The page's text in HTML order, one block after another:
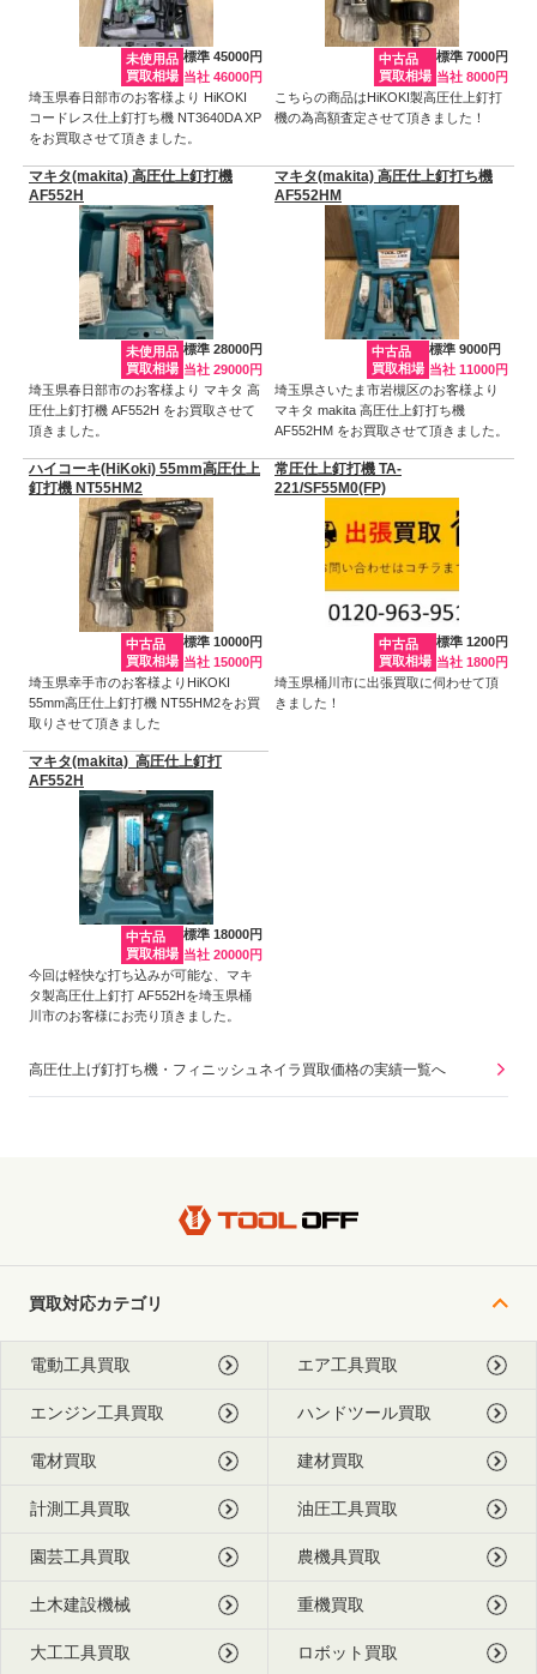
未使用品
買取相場
標準 45000円
当社 46000円
埼玉県春日部市のお客様より HiKOKI
コードレス仕上釘打ち機 NT3640DA XP
をお買取させて頂きました。
中古品
買取相場
標準 7000円
当社 8000円
こちらの商品はHiKOKI製高圧仕上釘打
機の為高額査定させて頂きました！
マキタ(makita) 高圧仕上釘打機
AF552H
未使用品
買取相場
標準 28000円
当社 29000円
埼玉県春日部市のお客様より マキタ 高
圧仕上釘打機 AF552H をお買取させて
頂きました。
マキタ(makita) 高圧仕上釘打ち機
AF552HM
中古品
買取相場
標準 9000円
当社 11000円
埼玉県さいたま市岩槻区のお客様より
マキタ makita 高圧仕上釘打ち機
AF552HM をお買取させて頂きました。
ハイコーキ(HiKoki) 55mm高圧仕上
釘打機 NT55HM2
中古品
買取相場
標準 10000円
当社 15000円
埼玉県幸手市のお客様よりHiKOKI
55mm高圧仕上釘打機 NT55HM2をお買
取りさせて頂きました
常圧仕上釘打機 TA-
221/SF55M0(FP)
中古品
買取相場
標準 1200円
当社 1800円
埼玉県桶川市に出張買取に伺わせて頂
きました！
マキタ(makita) 高圧仕上釘打
AF552H
中古品
買取相場
標準 18000円
当社 20000円
今回は軽快な打ち込みが可能な、マキ
タ製高圧仕上釘打 AF552Hを埼玉県桶
川市のお客様にお売り頂きました。
高圧仕上げ釘打ち機・フィニッシュネイラ買取価格の実績一覧へ
買取対応カテゴリ
電動工具買取 エア工具買取
エンジン工具買取 ハンドツール買取
電材買取 建材買取
計測工具買取 油圧工具買取
園芸工具買取 農機具買取
土木建設機械 重機買取
大工工具買取 ロボット買取